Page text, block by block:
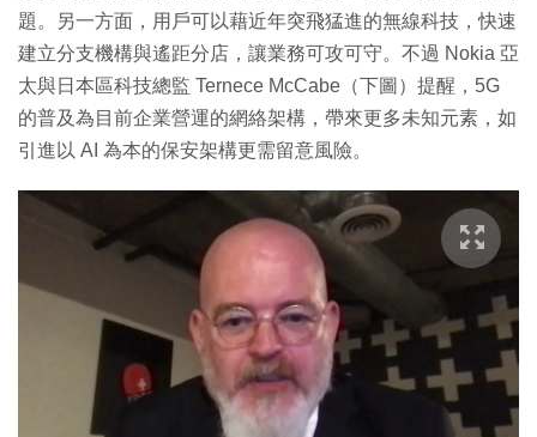
題。另一方面，用戶可以藉近年突飛猛進的無線科技，快速
建立分支機構與遙距分店，讓業務可攻可守。不過 Nokia 亞
太與日本區科技總監 Ternece McCabe（下圖）提醒，5G
的普及為目前企業營運的網絡架構，帶來更多未知元素，如
引進以 AI 為本的保安架構更需留意風險。